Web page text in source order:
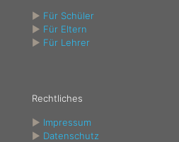
► Für Schüler
► Für Eltern
► Für Lehrer
Rechtliches
► Impressum
► Datenschutz